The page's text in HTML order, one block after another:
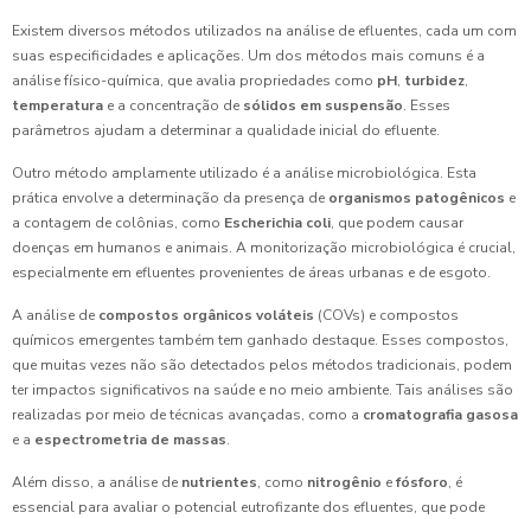
Existem diversos métodos utilizados na análise de efluentes, cada um com
suas especificidades e aplicações. Um dos métodos mais comuns é a
análise físico-química, que avalia propriedades como pH, turbidez,
temperatura e a concentração de sólidos em suspensão. Esses
parâmetros ajudam a determinar a qualidade inicial do efluente.
Outro método amplamente utilizado é a análise microbiológica. Esta
prática envolve a determinação da presença de organismos patogênicos e
a contagem de colônias, como Escherichia coli, que podem causar
doenças em humanos e animais. A monitorização microbiológica é crucial,
especialmente em efluentes provenientes de áreas urbanas e de esgoto.
A análise de compostos orgânicos voláteis (COVs) e compostos
químicos emergentes também tem ganhado destaque. Esses compostos,
que muitas vezes não são detectados pelos métodos tradicionais, podem
ter impactos significativos na saúde e no meio ambiente. Tais análises são
realizadas por meio de técnicas avançadas, como a cromatografia gasosa
e a espectrometria de massas.
Além disso, a análise de nutrientes, como nitrogênio efósforo, é
essencial para avaliar o potencial eutrofizante dos efluentes, que pode